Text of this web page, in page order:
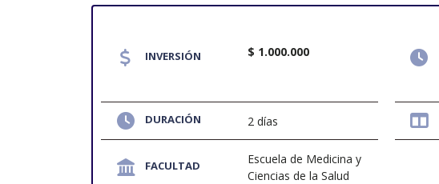
INVERSIÓN $ 1.000.000
DURACIÓN 2 días
FACULTAD
Escuela de Medicina y
Ciencias de la Salud